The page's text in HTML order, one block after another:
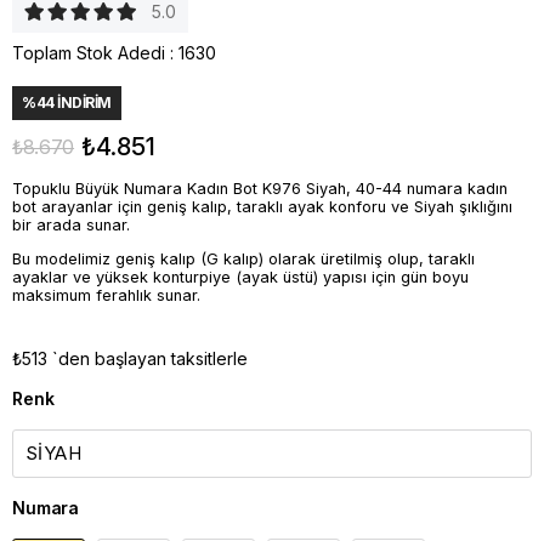
5.0
Toplam Stok Adedi : 1630
%44İNDIRIM
₺8.670 ₺4.851
Topuklu Büyük Numara Kadın Bot K976 Siyah, 40-44 numara kadın
bot arayanlar için geniş kalıp, taraklı ayak konforu ve Siyah şıklığını
bir arada sunar.
Bu modelimiz geniş kalıp (G kalıp) olarak üretilmiş olup, taraklı
ayaklar ve yüksek konturpiye (ayak üstü) yapısı için gün boyu
maksimum ferahlık sunar.
₺513 `den başlayan taksitlerle
Renk
Numara